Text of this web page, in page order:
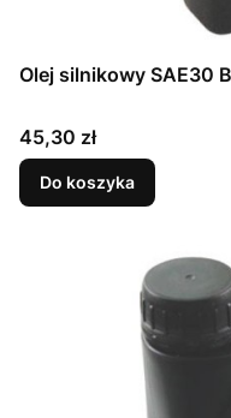
Olej silnikowy SAE30
Cena
45,30 zł
Do koszyka